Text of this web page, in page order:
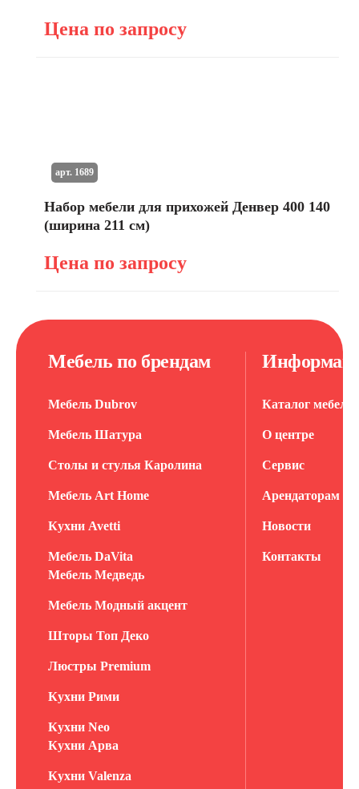
Цена по запросу
Набор мебели для прихожей Денвер 400 140
(ширина 211 см)
Цена по запросу
арт. 1689
Мебель по брендам
Мебель Dubrov
Мебель Шатура
Столы и стулья Каролина
Мебель Art Home
Кухни Avetti
Мебель DaVita
Мебель Медведь
Мебель Модный акцент
Шторы Топ Деко
Люстры Premium
Кухни Рими
Кухни Neo
Кухни Арва
Кухни Valenza
Каталог мебели
О центре
Сервис
Арендаторам
Новости
Контакты